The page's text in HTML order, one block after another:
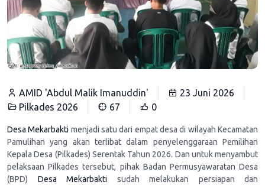
AMID 'Abdul Malik Imanuddin'
23 Juni 2026
Pilkades 2026
67 0
Desa Mekarbakti menjadi satu dari empat desa di wilayah Kecamatan
Pamulihan yang akan terlibat dalam penyelenggaraan Pemilihan
Kepala Desa (Pilkades) Serentak Tahun 2026. Dan untuk menyambut
pelaksaan Pilkades tersebut, pihak Badan Permusyawaratan Desa
(BPD) Desa Mekarbakti sudah melakukan persiapan dan